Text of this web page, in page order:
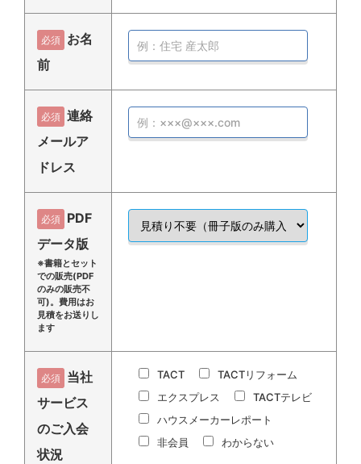
必須 お名
前
必須 連絡
メールア
ドレス
必須 PDF
データ版
※書籍とセット
での販売(PDF
のみの販売不
可)。費用はお
見積をお送りし
ます
必須 当社
サービス
のご入会
状況
TACT
TACTリフォーム
エクスプレス
TACTテレビ
ハウスメーカーレポート
非会員
わからない